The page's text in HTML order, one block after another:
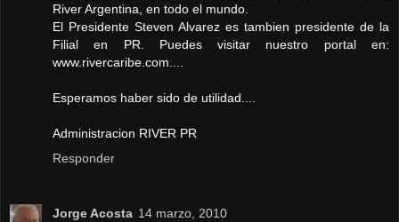
River Argentina, en todo el mundo.
El Presidente Steven Alvarez es tambien presidente de la
Filial en PR. Puedes visitar nuestro portal en:
www.rivercaribe.com....
Esperamos haber sido de utilidad....
Administracion RIVER PR
Responder
Jorge Acosta 14 marzo, 2010